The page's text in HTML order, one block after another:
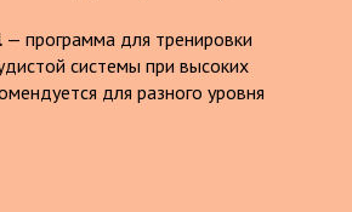
— программа для тренировки
системы при высоких
для разного уровня